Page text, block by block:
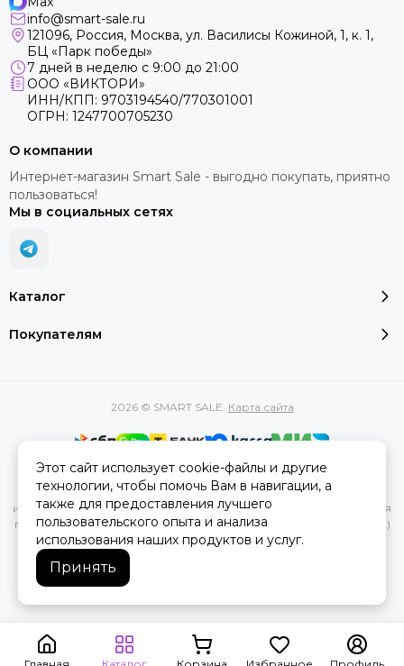
info@smart-sale.ru
121096, Россия, Москва, ул. Василисы Кожиной, 1, к. 1,
БЦ «Парк победы»
7 дней в неделю с 9:00 до 21:00
ООО «ВИКТОРИ»
ИНН/КПП: 9703194540/770301001
ОГРН: 1247700705230
Каталог
Покупателям
О компании
Интернет-магазин Smart Sale - выгодно покупать, приятно
пользоваться!
Мы в социальных сетях
2026 © SMART SALE. Карта сайта
Вся представленная на сайте информация, касающаяся
характеристик, стоимости товаров и услуг, носит
информационный характер и ни при каких условиях не является
публичной офертой, определяемой положениями Статьи 437(2)
Гражданского кодекса РФ.
Этот сайт использует cookie-файлы и другие
технологии, чтобы помочь Вам в навигации, а
также для предоставления лучшего
пользовательского опыта и анализа
использования наших продуктов и услуг.
Принять